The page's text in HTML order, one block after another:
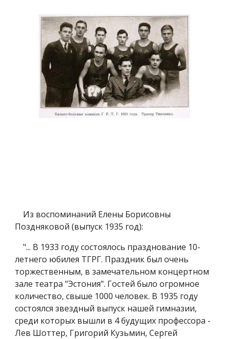
Из воспоминаний Елены Борисовны
Поздняковой (выпуск 1935 год):
"... В 1933 году состоялось празднование 10-
летнего юбилея ТГРГ. Праздник был очень
торжественным, в замечательном концертном
зале театра "Эстония". Гостей было огромное
количество, свыше 1000 человек. В 1935 году
состоялся звездный выпуск нашей гимназии,
среди которых вышли в 4 будущих профессора -
Лев Шоттер, Григорий Кузьмин, Сергей